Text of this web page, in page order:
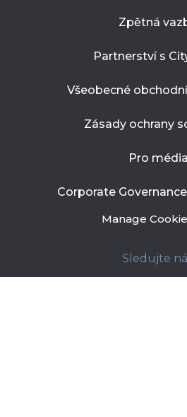
Zpětná
Partnerství s
Všeobecné
Zásady ochrany
Pro média
Corporate
Manage
Sledujte